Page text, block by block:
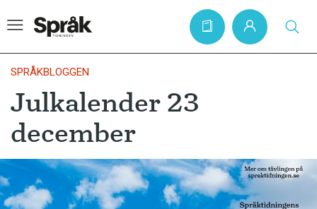
Hem
Artiklar
Krönikor
Språkfrågor
SPRÅKBLOGGEN
Julkalender 23
december